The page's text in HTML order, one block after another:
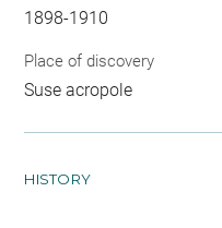
1898-1910
Place of discovery
Suse acropole
HISTORY